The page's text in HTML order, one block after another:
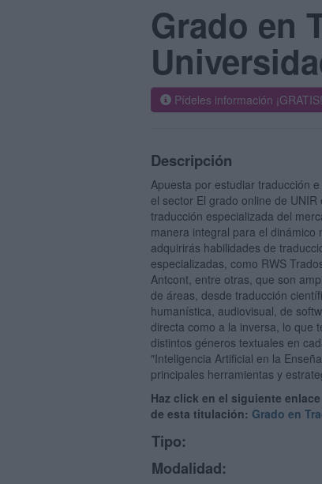
Grado en
Pídeles información ¡GRATIS!
Descripción
Apuesta por estudiar traducción
el sector El grado online de
traducción especializada del
manera integral para el
adquirirás habilidades de
especializadas, como RWS
Antcont, entre otras, que son
de áreas, desde traducción
humanística, audiovisual, de
directa como a la inversa, lo que
distintos géneros textuales en
"Inteligencia Artificial en la
principales herramientas y
Haz click en el siguiente
de esta titulación: Grado en
Tipo:
Modalidad: